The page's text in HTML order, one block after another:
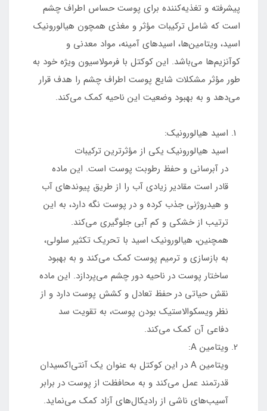
پیشرفته و تغذیه‌کننده برای پوست حساس اطراف چشم
است که شامل ترکیبات مؤثر و مغذی همچون هیالورونیک
اسید، ویتامین‌ها، اسیدهای آمینه، مواد معدنی و
کوآنزیم‌ها می‌باشد. این کوکتل با فرمولاسیون ویژه خود به
طور مؤثر مشکلات شایع پوست اطراف چشم را هدف قرار
می‌دهد و به بهبود وضعیت این ناحیه کمک می‌کند.
اسید هیالورونیک:
اسید هیالورونیک یکی از مؤثرترین ترکیبات
در آبرسانی و حفظ رطوبت پوست است. این ماده
قادر است مقادیر زیادی آب را از طریق پیوندهای آب
و هیدروژنی جذب کرده و در پوست نگه دارد، به این
ترتیب از خشکی و کم آبی جلوگیری می‌کند.
همچنین، هیالورونیک اسید با تحریک تکثیر سلولی،
به بازسازی و ترمیم پوست کمک می‌کند و به بهبود
ساختار پوست در ناحیه دور چشم می‌پردازد. این ماده
نقش حیاتی در حفظ تعادل و کشش پوست دارد و از
نظر ویسکوالاستیک بودن پوست، به تقویت سد
دفاعی آن کمک می‌کند.
ویتامین A:
ویتامین A در این کوکتل به عنوان یک آنتی‌اکسیدان
قدرتمند عمل می‌کند و به محافظت از پوست در برابر
آسیب‌های ناشی از رادیکال‌های آزاد کمک می‌نماید.